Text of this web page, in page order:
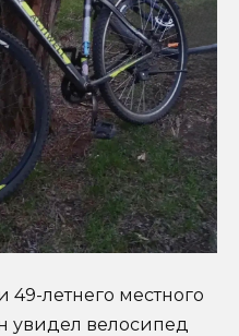
летнего местного
увидел велосипед